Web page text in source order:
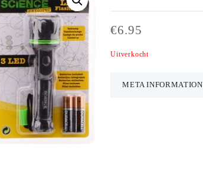
€6.95
Uitverkocht
META INFORMATION